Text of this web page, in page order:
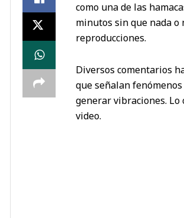
como una de las
minutos sin que nada o
reproducciones.
Diversos comentarios
que señalan
generar vibraciones.
video.